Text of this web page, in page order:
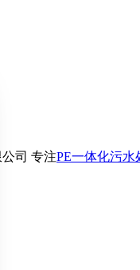
司 专注PE一体化污水